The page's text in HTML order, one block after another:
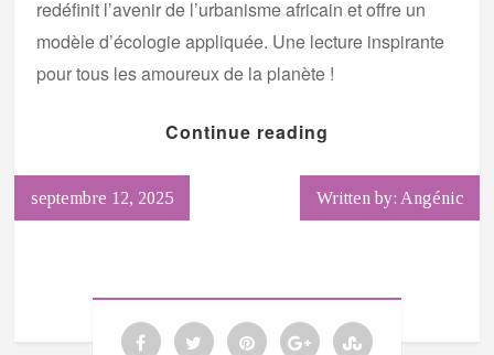
redéfinit l’avenir de l’urbanisme africain et offre un
modèle d’écologie appliquée. Une lecture inspirante
pour tous les amoureux de la planète !
Continue reading
septembre 12, 2025 Written by: Angénic